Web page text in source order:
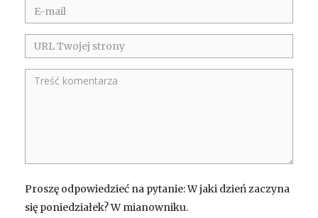
Proszę odpowiedzieć na pytanie: W jaki dzień zaczyna
się poniedziałek? W mianowniku.